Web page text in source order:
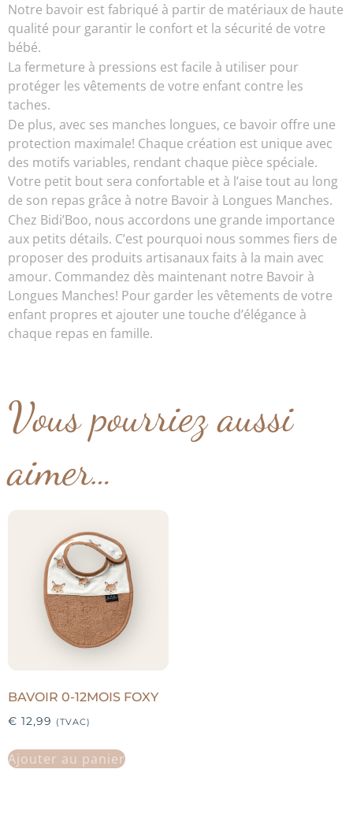
Notre bavoir est fabriqué à partir de matériaux de haute
qualité pour garantir le confort et la sécurité de votre
bébé.
La fermeture à pressions est facile à utiliser pour
protéger les vêtements de votre enfant contre les
taches.
De plus, avec ses manches longues, ce bavoir offre une
protection maximale! Chaque création est unique avec
des motifs variables, rendant chaque pièce spéciale.
Votre petit bout sera confortable et à l’aise tout au long
de son repas grâce à notre Bavoir à Longues Manches.
Chez Bidi’Boo, nous accordons une grande importance
aux petits détails. C’est pourquoi nous sommes fiers de
proposer des produits artisanaux faits à la main avec
amour. Commandez dès maintenant notre Bavoir à
Longues Manches! Pour garder les vêtements de votre
enfant propres et ajouter une touche d’élégance à
chaque repas en famille.
Vous pourriez aussi
aimer…
BAVOIR 0-12MOIS FOXY
€ 12,99 (TVAC)
Ajouter au panier